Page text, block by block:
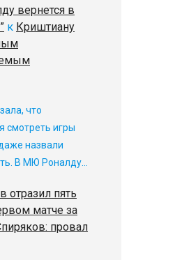
вернется в
к Криштиану
что
смотреть игры
назвали
В МЮ Роналду…
отразил пять
матче за
провал